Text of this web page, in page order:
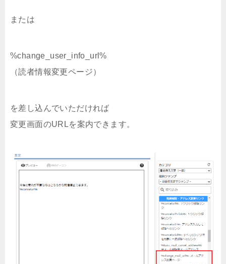
または
%change_user_info_url%
（読者情報変更ページ）
を差し込んでいただければ
変更画面のURLを案内できます。